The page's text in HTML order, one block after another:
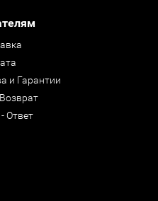
и Гарантии
Ответ